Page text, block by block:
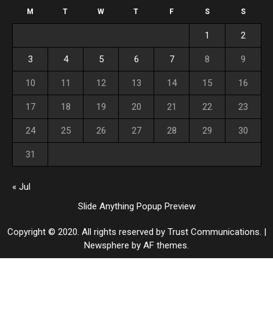
M T W T F S S
1 2
3 4 5 6 7 8 9
10 11 12 13 14 15 16
17 18 19 20 21 22 23
24 25 26 27 28 29 30
31
« Jul
Slide Anything Popup Preview
Copyright © 2020. All rights reserved by Trust Communications. |
Newsphere by AF themes.